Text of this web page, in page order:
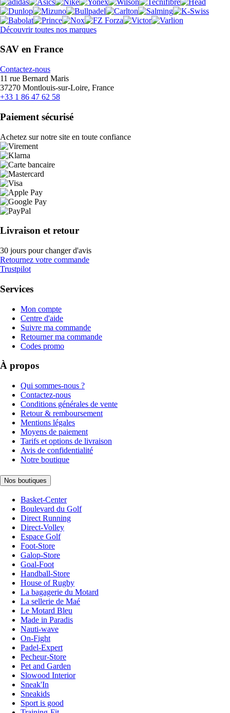
Découvrir toutes nos marques
SAV en France
Contactez-nous
11 rue Bernard Maris
37270 Montlouis-sur-Loire, France
+33 1 86 47 62 58
Paiement sécurisé
Achetez sur notre site en toute confiance
Livraison et retour
30 jours pour changer d'avis
Retournez votre commande
Trustpilot
Services
Mon compte
Centre d'aide
Suivre ma commande
Retourner ma commande
Codes promo
À propos
Qui sommes-nous ?
Contactez-nous
Conditions générales de vente
Retour & remboursement
Mentions légales
Moyens de paiement
Tarifs et options de livraison
Avis de confidentialité
Notre boutique
Nos boutiques
Basket-Center
Boulevard du Golf
Direct Running
Direct-Volley
Espace Golf
Foot-Store
Galop-Store
Goal-Foot
Handball-Store
House of Rugby
La bagagerie du Motard
La sellerie de Maé
Le Motard Bleu
Made in Paradis
Nauti-wave
On-Fight
Padel-Expert
Pecheur-Store
Pet and Garden
Slowood Interior
Sneak'In
Sneakids
Sport is good